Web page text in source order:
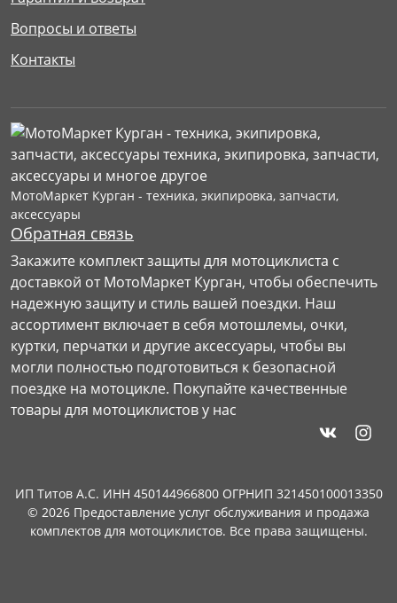
Вопросы и ответы
Контакты
МотоМаркет Курган - техника, экипировка, запчасти,
аксессуары
Обратная связь
Закажите комплект защиты для мотоциклиста с
доставкой от МотоМаркет Курган, чтобы обеспечить
надежную защиту и стиль вашей поездки. Наш
ассортимент включает в себя мотошлемы, очки,
куртки, перчатки и другие аксессуары, чтобы вы
могли полностью подготовиться к безопасной
поездке на мотоцикле. Покупайте качественные
товары для мотоциклистов у нас
ИП Титов А.С. ИНН 450144966800 ОГРНИП 321450100013350
© 2026 Предоставление услуг обслуживания и продажа
комплектов для мотоциклистов. Все права защищены.